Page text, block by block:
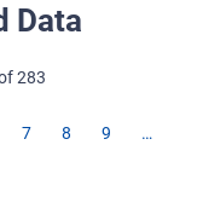
Data
283
7 8 9 …